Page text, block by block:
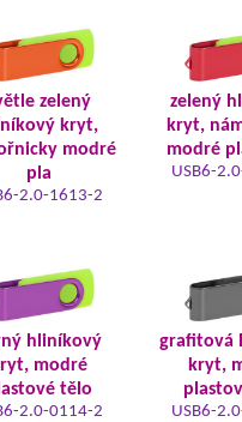
zelený
kryt,
modré
pla
2.0-1613-2
zelený
kryt,
modré
USB6-
hliníkový
modré
tělo
2.0-0114-2
grafitová
kryt,
USB6-